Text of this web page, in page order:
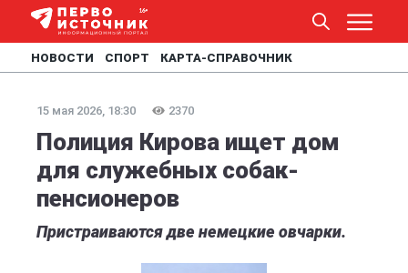
НОВОСТИ СПОРТ КАРТА-СПРАВОЧНИК
15 мая 2026, 18:30 2370
Полиция Кирова ищет дом
для служебных собак-
пенсионеров
Пристраиваются две немецкие овчарки.